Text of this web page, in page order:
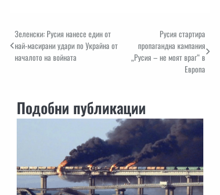
Навигация
Зеленски: Русия нанесе един от
най-масирани удари по Украйна от
началото на войната
Русия стартира
пропагандна кампания
„Русия – не моят враг“ в
Европа
Подобни публикации